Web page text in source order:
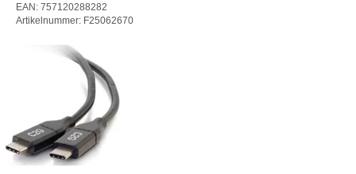
EAN: 757120288282
Artikelnummer: F25062670